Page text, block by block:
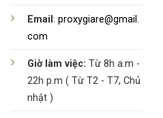
Email : proxygiare@gmail.
com
Giờ làm việc: Từ 8h a.m -
22h p.m ( Từ T2 - T7, Chủ
nhật )